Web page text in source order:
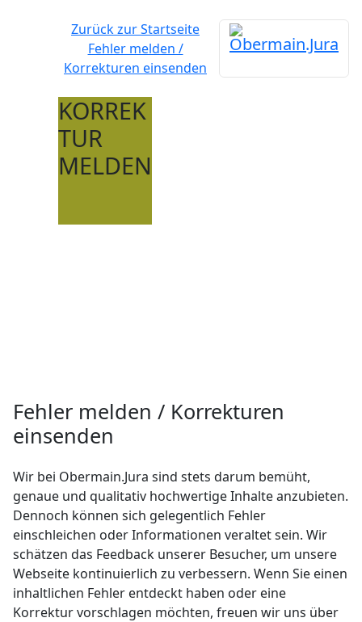
Zurück zur Startseite
Fehler melden /
Korrekturen einsenden
KORREK
TUR
MELDEN
Fehler melden / Korrekturen
einsenden
Wir bei Obermain.Jura sind stets darum bemüht,
genaue und qualitativ hochwertige Inhalte anzubieten.
Dennoch können sich gelegentlich Fehler
einschleichen oder Informationen veraltet sein. Wir
schätzen das Feedback unserer Besucher, um unsere
Webseite kontinuierlich zu verbessern. Wenn Sie einen
inhaltlichen Fehler entdeckt haben oder eine
Korrektur vorschlagen möchten, freuen wir uns über